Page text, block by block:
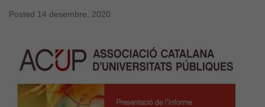
Posted 14 desembre, 2020